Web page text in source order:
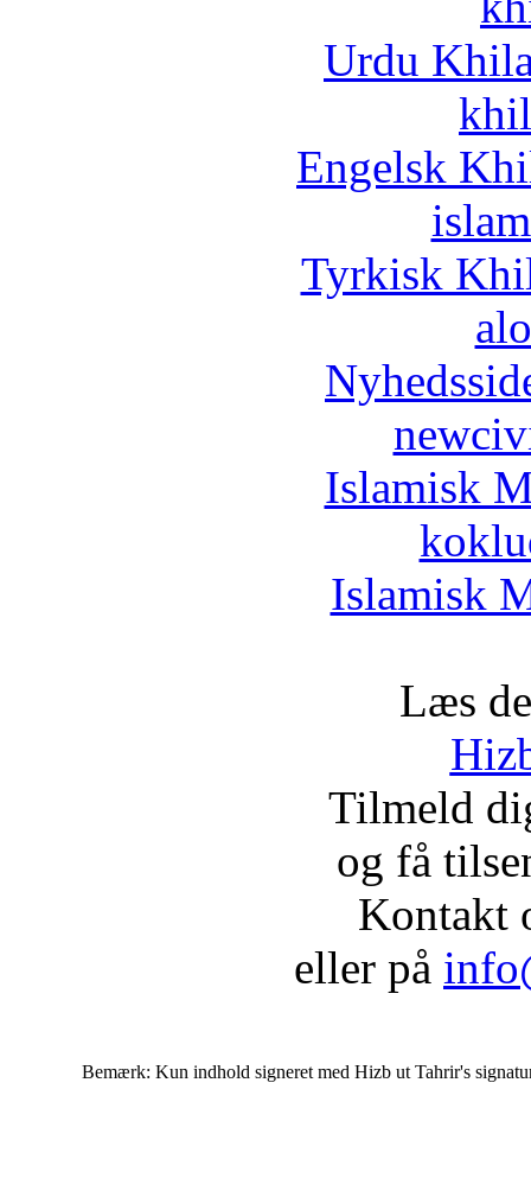
Urdu
Engelsk
Tyrkisk
Islamisk
Islamisk
Læs
Tilmeld
og få
Kontakt
eller på
Bemærk: Kun indhold signeret med Hizb ut Tahrir's